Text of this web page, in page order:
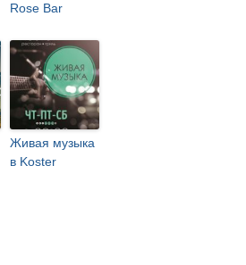
Rose Bar
Живая музыка
в Koster